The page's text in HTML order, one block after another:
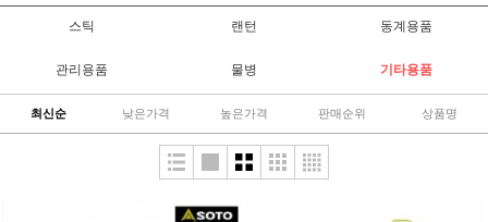
스틱 랜턴 동계용품
관리용품 물병 기타용품
최신순 낮은가격 높은가격 판매순위 상품명